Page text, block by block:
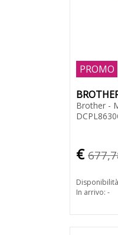
Brother -
€
PROMO
In arrivo: -